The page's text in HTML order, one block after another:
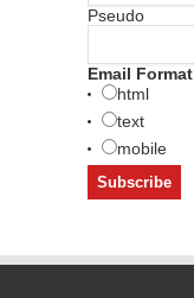
Pseudo
Email Format
html
text
mobile